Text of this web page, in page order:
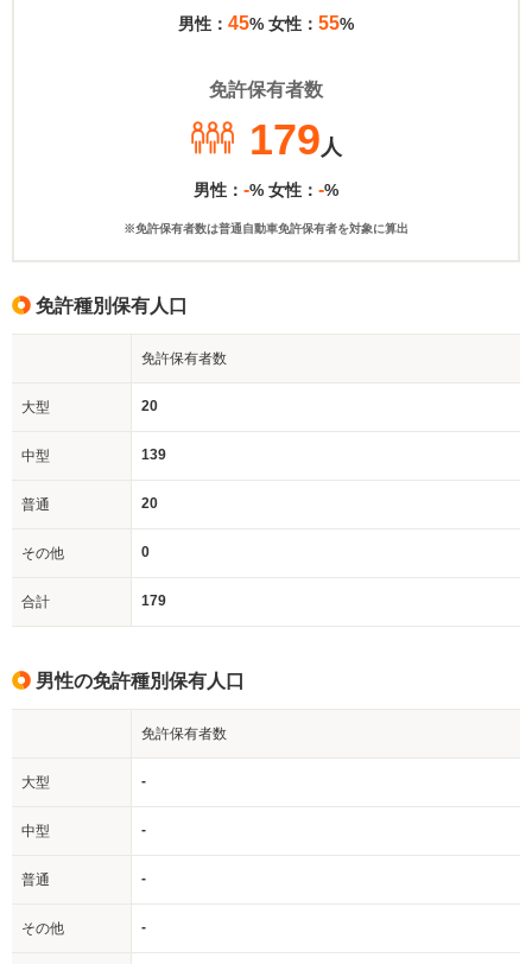
男性： 45% 女性： 55%
免許保有者数
179人
男性： -% 女性： -%
※免許保有者数は普通自動車免許保有者を対象に算出
免許種別保有人口
免許保有者数
大型 20
中型 139
普通 20
その他 0
合計 179
男性の免許種別保有人口
免許保有者数
大型 -
中型 -
普通 -
その他 -